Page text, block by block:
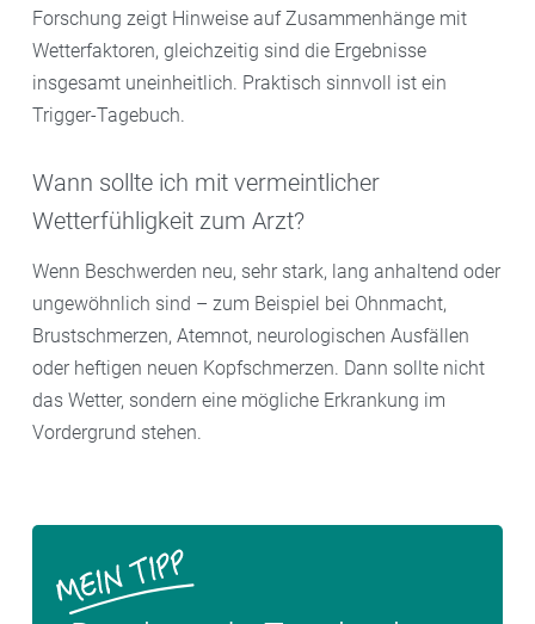
Forschung zeigt Hinweise auf Zusammenhänge mit
Wetterfaktoren, gleichzeitig sind die Ergebnisse
insgesamt uneinheitlich. Praktisch sinnvoll ist ein
Trigger-Tagebuch.
Wann sollte ich mit vermeintlicher
Wetterfühligkeit zum Arzt?
Wenn Beschwerden neu, sehr stark, lang anhaltend oder
ungewöhnlich sind – zum Beispiel bei Ohnmacht,
Brustschmerzen, Atemnot, neurologischen Ausfällen
oder heftigen neuen Kopfschmerzen. Dann sollte nicht
das Wetter, sondern eine mögliche Erkrankung im
Vordergrund stehen.